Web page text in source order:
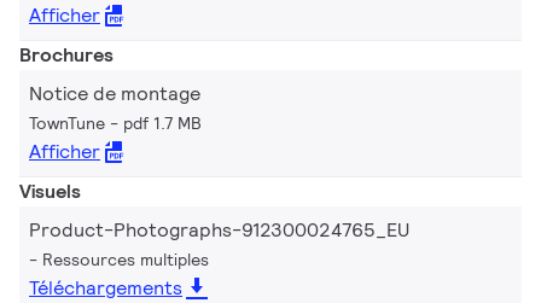
Afficher
Brochures
Notice de montage
TownTune pdf 1.7 MB
Afficher
Visuels
Product-Photographs-912300024765_EU
Ressources multiples
Téléchargements